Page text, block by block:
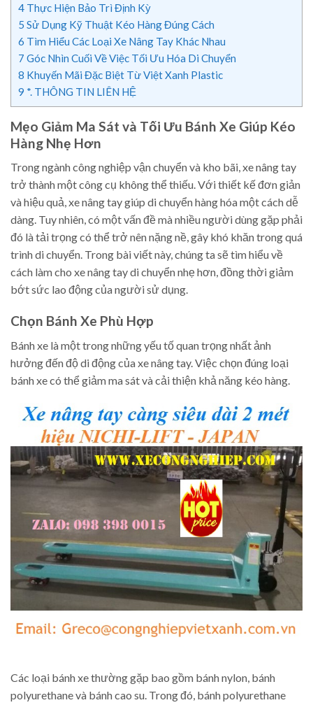
4 Thực Hiện Bảo Trì Định Kỳ
5 Sử Dụng Kỹ Thuật Kéo Hàng Đúng Cách
6 Tìm Hiểu Các Loại Xe Nâng Tay Khác Nhau
7 Góc Nhìn Cuối Về Việc Tối Ưu Hóa Di Chuyển
8 Khuyến Mãi Đặc Biệt Từ Việt Xanh Plastic
9 *. THÔNG TIN LIÊN HỆ
Mẹo Giảm Ma Sát và Tối Ưu Bánh Xe Giúp Kéo
Hàng Nhẹ Hơn
Trong ngành công nghiệp vận chuyển và kho bãi, xe nâng tay
trở thành một công cụ không thể thiếu. Với thiết kế đơn giản
và hiệu quả, xe nâng tay giúp di chuyển hàng hóa một cách dễ
dàng. Tuy nhiên, có một vấn đề mà nhiều người dùng gặp phải
đó là tải trọng có thể trở nên nặng nề, gây khó khăn trong quá
trình di chuyển. Trong bài viết này, chúng ta sẽ tìm hiểu về
cách làm cho xe nâng tay di chuyển nhẹ hơn, đồng thời giảm
bớt sức lao động của người sử dụng.
Chọn Bánh Xe Phù Hợp
Bánh xe là một trong những yếu tố quan trọng nhất ảnh
hưởng đến độ di động của xe nâng tay. Việc chọn đúng loại
bánh xe có thể giảm ma sát và cải thiện khả năng kéo hàng.
Các loại bánh xe thường gặp bao gồm bánh nylon, bánh
polyurethane và bánh cao su. Trong đó, bánh polyurethane